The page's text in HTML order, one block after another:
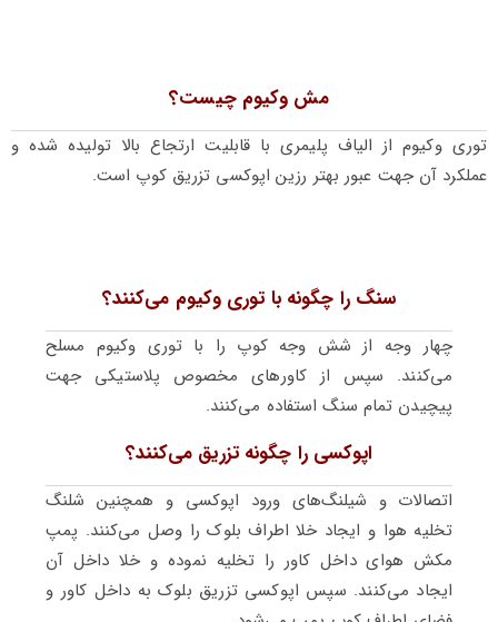
مش وکیوم چیست؟
توری وکیوم از الیاف پلیمری با قابلیت ارتجاع بالا تولیده شده و
عملکرد آن جهت عبور بهتر رزین اپوکسی تزریق کوپ است.
سنگ را چگونه با توری وکیوم می‌کنند؟
چهار وجه از شش وجه کوپ را با توری وکیوم مسلح
می‌کنند. سپس از کاورهای مخصوص پلاستیکی جهت
پیچیدن تمام سنگ استفاده می‌کنند.
اپوکسی را چگونه تزریق می‌کنند؟
اتصالات و شیلنگ‌های ورود اپوکسی و همچنین شلنگ
تخلیه هوا و ایجاد خلا اطراف بلوک را وصل می‌کنند. پمپ
مکش هوای داخل کاور را تخلیه نموده و خلا داخل آن
ایجاد می‌کنند. سپس اپوکسی تزریق بلوک به داخل کاور و